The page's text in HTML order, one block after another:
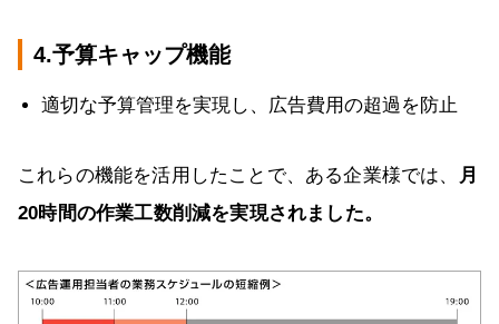
4.予算キャップ機能
適切な予算管理を実現し、広告費用の超過を防止
これらの機能を活用したことで、ある企業様では、
月
20時間の作業工数削減を実現されました。